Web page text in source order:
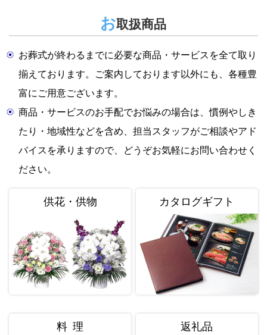
お取扱商品
お葬式が終わるまでに必要な商品・サービスを全て取り
揃えております。ご案内しております以外にも、各種豊
富にご用意ございます。
商品・サービスのお手配でお悩みの場合は、慣例やしき
たり・地域性などを含め、担当スタッフがご相談やアド
バイスを承りますので、どうぞお気軽にお問い合わせく
ださい。
供花・供物 カタログギフト
料 理 返礼品